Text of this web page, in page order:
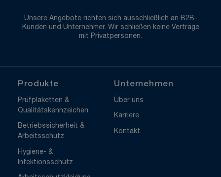
Unsere Angebote richten sich ausschließlich an B2B-
Kunden und Unternehmer. Wir schließen keine Verträge
mit Privatpersonen.
Produkte
Prüfplaketten &
Qualitätskennzeichen
Betriebssicherheit &
Arbeitsschutz
Hygiene- &
Infektionsschutz
Unternehmen
Über uns
Karriere
Kontakt